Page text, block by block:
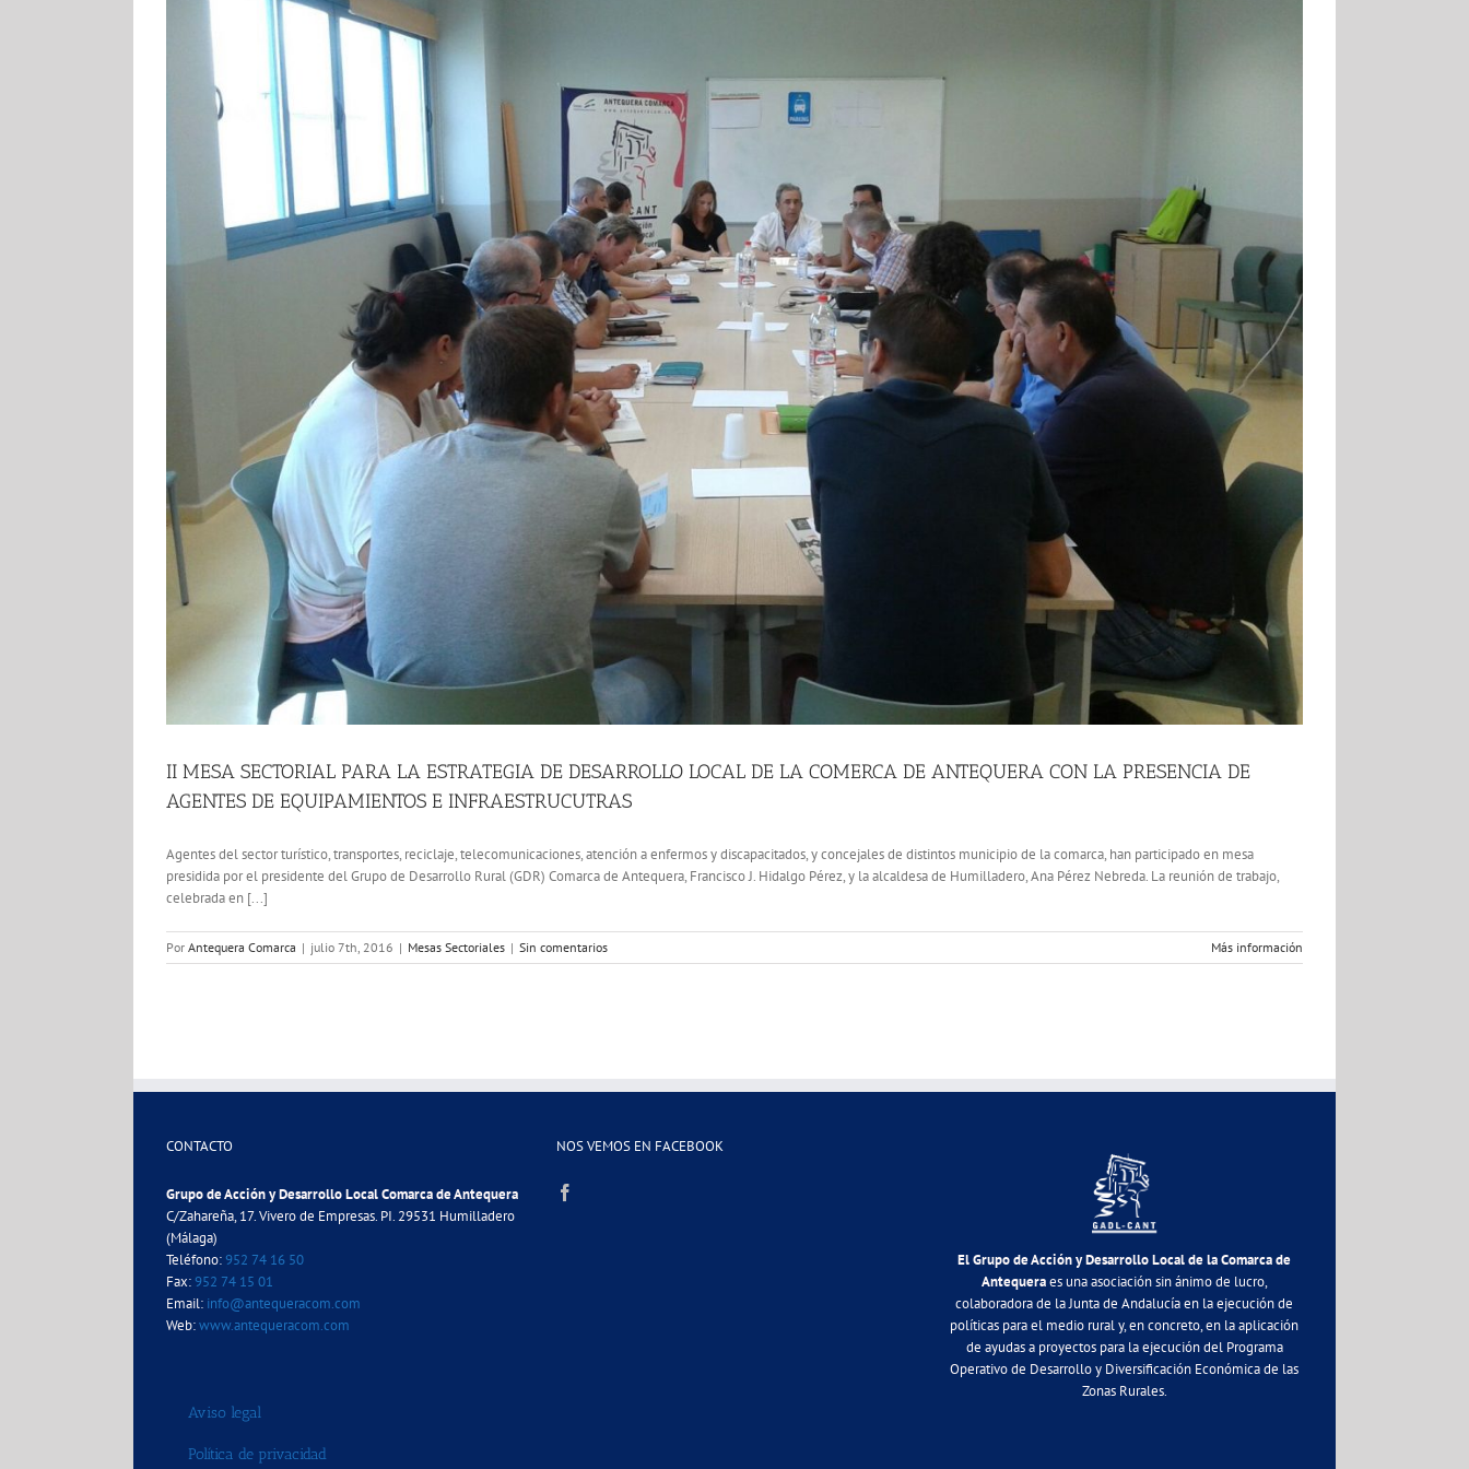
II MESA SECTORIAL PARA LA ESTRATEGIA DE DESARROLLO LOCAL DE LA COMERCA DE ANTEQUERA CON LA PRESENCIA DE
AGENTES DE EQUIPAMIENTOS E INFRAESTRUCUTRAS
Agentes del sector turístico, transportes, reciclaje, telecomunicaciones, atención a enfermos y discapacitados, y concejales de distintos municipio de la comarca, han participado en mesa
presidida por el presidente del Grupo de Desarrollo Rural (GDR) Comarca de Antequera, Francisco J. Hidalgo Pérez, y la alcaldesa de Humilladero, Ana Pérez Nebreda. La reunión de trabajo,
celebrada en [...]
Por Antequera Comarca | julio 7th, 2016 | Mesas Sectoriales | Sin comentarios Más información
CONTACTO
Grupo de Acción y Desarrollo Local Comarca de Antequera
C/Zahareña, 17. Vivero de Empresas. PI. 29531 Humilladero
(Málaga)
Teléfono:952 74 16 50
Fax:952 74 15 01
Email: info@antequeracom.com
Web:www.antequeracom.com
Aviso legal
Política de privacidad
NOS VEMOS EN FACEBOOK
El Grupo de Acción y Desarrollo Local de la Comarca de
Antequeraes una asociación sin ánimo de lucro,
colaboradora de la Junta de Andalucía en la ejecución de
políticas para el medio rural y, en concreto, en la aplicación
de ayudas a proyectos para la ejecución del Programa
Operativo de Desarrollo y Diversificación Económica de las
Zonas Rurales.